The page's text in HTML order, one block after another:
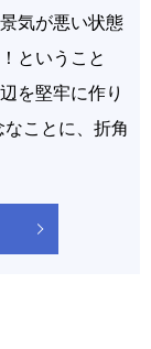
気が悪い状態
ということ
を堅牢に作り
ことに、折角